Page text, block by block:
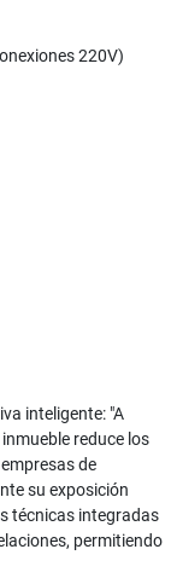
220V)
inteligente: "A
reduce los
de
su exposición
técnicas integradas
permitiendo